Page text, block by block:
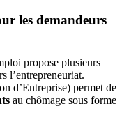
les demandeurs
propose plusieurs
l’entrepreneuriat.
d’Entreprise) permet de
au chômage sous forme